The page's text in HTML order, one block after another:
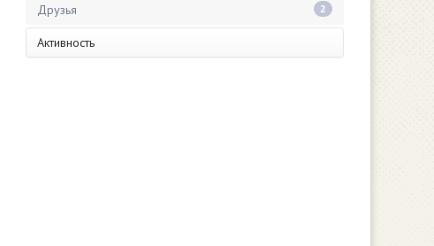
Друзья 2
Активность